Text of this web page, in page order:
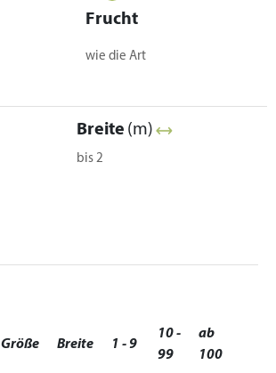
Frucht
wie die Art
Breite (m)
bis 2
Größe Breite 1 - 9
10 -
99
ab
100